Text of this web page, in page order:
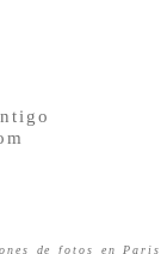
de fotos en Paris